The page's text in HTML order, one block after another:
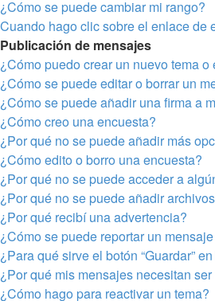
¿Cómo se puede cambiar mi rango?
Cuando hago clic sobre el enlace de
Publicación de mensajes
¿Cómo puedo crear un nuevo tema
¿Cómo se puede editar o borrar un
¿Cómo se puede añadir una firma a
¿Cómo creo una encuesta?
¿Por qué no se puede añadir más
¿Cómo edito o borro una encuesta?
¿Por qué no se puede acceder a
¿Por qué no se puede añadir
¿Por qué recibí una advertencia?
¿Cómo se puede reportar un
¿Para qué sirve el botón “Guardar”
¿Por qué mis mensajes necesitan
¿Cómo hago para reactivar un tema?